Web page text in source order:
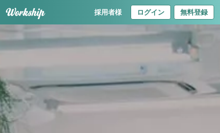
採用者様 ログイン 無料登録